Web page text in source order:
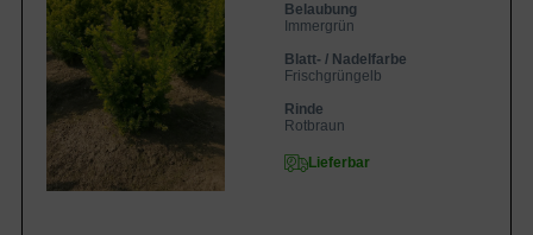
Belaubung
Immergrün
Blatt- / Nadelfarbe
Frischgrüngelb
Rinde
Rotbraun
Lieferbar